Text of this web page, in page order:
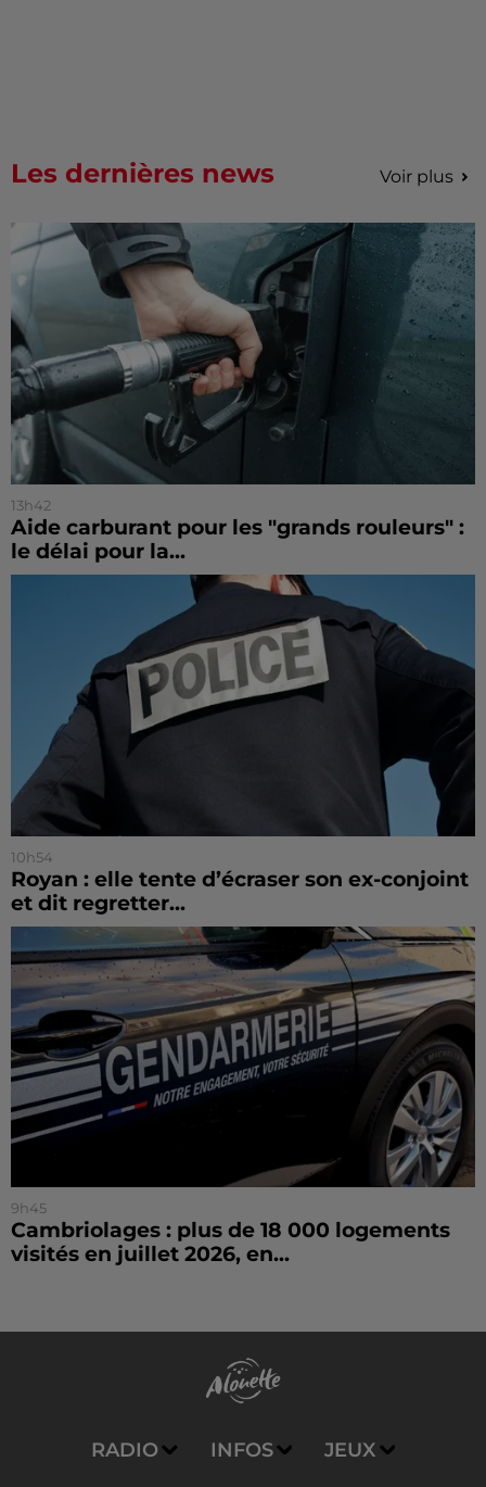
Les dernières news Voir plus
13h42
Aide carburant pour les "grands rouleurs" :
le délai pour la...
10h54
Royan : elle tente d’écraser son ex-conjoint
et dit regretter...
9h45
Cambriolages : plus de 18 000 logements
visités en juillet 2026, en...
RADIO INFOS JEUX